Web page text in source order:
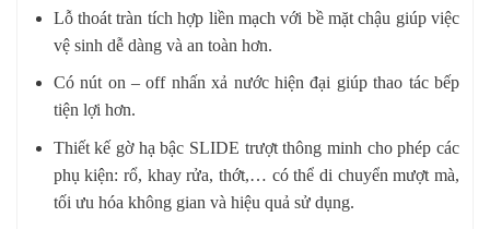
Lỗ thoát tràn tích hợp liền mạch với bề mặt chậu giúp việc
vệ sinh dễ dàng và an toàn hơn.
Có nút on – off nhấn xả nước hiện đại giúp thao tác bếp
tiện lợi hơn.
Thiết kế gờ hạ bậc SLIDE trượt thông minh cho phép các
phụ kiện: rổ, khay rửa, thớt,… có thể di chuyển mượt mà,
tối ưu hóa không gian và hiệu quả sử dụng.